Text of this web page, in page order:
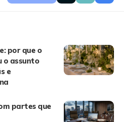
por que o
o assunto
e
partes que